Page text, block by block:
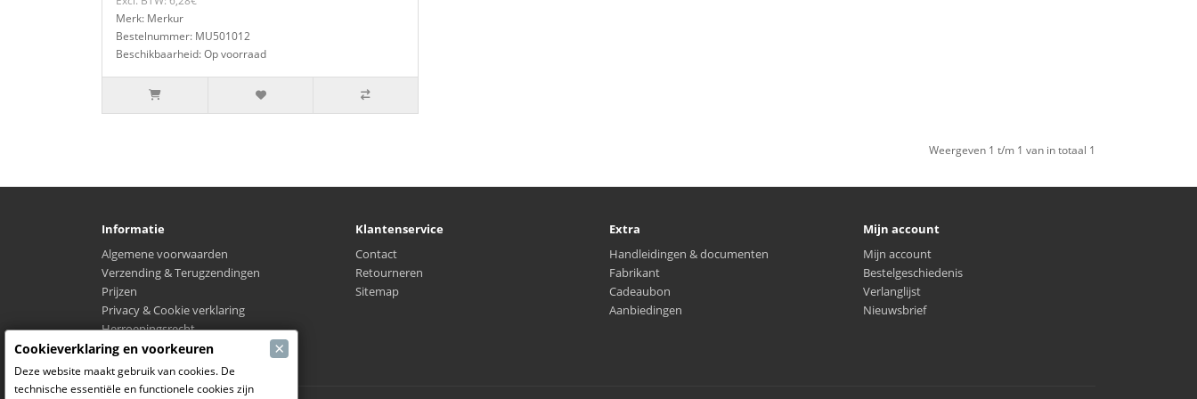
Merk: Merkur
Bestelnummer: MU501012
Beschikbaarheid: Op voorraad
Weergeven 1 t/m 1 van in totaal 1
Informatie
Algemene voorwaarden
Verzending & Terugzendingen
Prijzen
Privacy & Cookie verklaring
Herroepingsrecht
Waar is mijn verzending?
Klantenservice
Contact
Retourneren
Sitemap
Extra
Handleidingen & documenten
Fabrikant
Cadeaubon
Aanbiedingen
Mijn account
Mijn account
Bestelgeschiedenis
Verlanglijst
Nieuwsbrief
Cookieverklaring en voorkeuren ×
Deze website maakt gebruik van cookies. De
technische essentiële en functionele cookies zijn